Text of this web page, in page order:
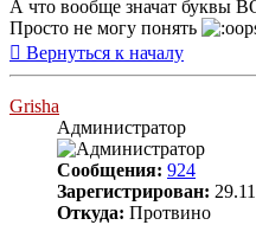
А что вообще значат буквы
Просто не могу понять
Вернуться к началу
Grisha
Администратор
Сообщения: 924
Зарегистрирован:
Откуда: Протвино